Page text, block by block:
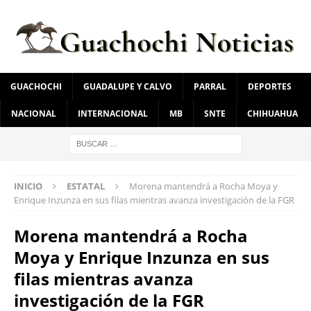
GUACHOCHI GUADALUPE Y CALVO PARRAL DEPORTES
NACIONAL INTERNACIONAL MB SNTE CHIHUAHUA
INICIO ESTATAL
Morena mantendrá a Rocha Moya y
Enrique Inzunza en sus filas mientras avanza investigación de la FGR
Morena mantendrá a Rocha
Moya y Enrique Inzunza en sus
filas mientras avanza
investigación de la FGR